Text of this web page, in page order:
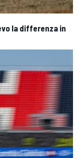
la differenza in